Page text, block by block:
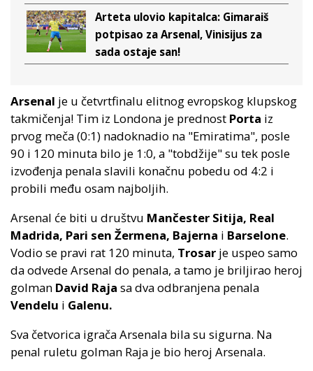
Arteta ulovio kapitalca: Gimaraiš
potpisao za Arsenal, Vinisijus za
sada ostaje san!
Arsenal je u četvrtfinalu elitnog evropskog klupskog
takmičenja! Tim iz Londona je prednost Porta iz
prvog meča (0:1) nadoknadio na "Emiratima", posle
90 i 120 minuta bilo je 1:0, a "tobdžije" su tek posle
izvođenja penala slavili konačnu pobedu od 4:2 i
probili među osam najboljih.
Arsenal će biti u društvu Mančester Sitija, Real
Madrida, Pari sen Žermena, Bajerna i Barselone.
Vodio se pravi rat 120 minuta, Trosar je uspeo samo
da odvede Arsenal do penala, a tamo je briljirao heroj
golman David Raja sa dva odbranjena penala
Vendelu i Galenu.
Sva četvorica igrača Arsenala bila su sigurna. Na
penal ruletu golman Raja je bio heroj Arsenala.